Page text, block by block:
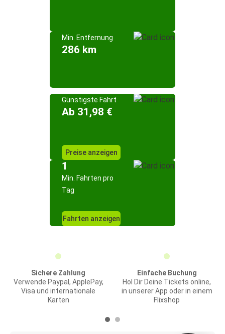
Min. Entfernung
286 km
Günstigste Fahrt
Ab 31,98 €
Preise anzeigen
1
Min. Fahrten pro
Tag
Fahrten anzeigen
Sichere Zahlung
Verwende Paypal, ApplePay,
Visa und internationale
Karten
Einfache Buchung
Hol Dir Deine Tickets online,
in unserer App oder in einem
Flixshop